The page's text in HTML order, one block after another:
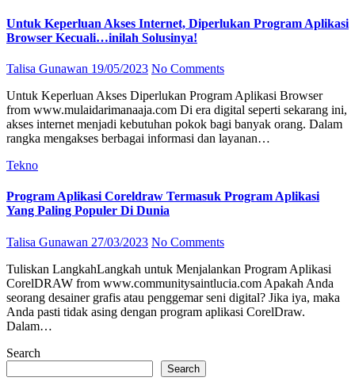
Untuk Keperluan Akses Internet, Diperlukan Program Aplikasi
Browser Kecuali…inilah Solusinya!
Talisa Gunawan 19/05/2023 No Comments
Untuk Keperluan Akses Diperlukan Program Aplikasi Browser
from www.mulaidarimanaaja.com Di era digital seperti sekarang ini,
akses internet menjadi kebutuhan pokok bagi banyak orang. Dalam
rangka mengakses berbagai informasi dan layanan…
Tekno
Program Aplikasi Coreldraw Termasuk Program Aplikasi
Yang Paling Populer Di Dunia
Talisa Gunawan 27/03/2023 No Comments
Tuliskan LangkahLangkah untuk Menjalankan Program Aplikasi
CorelDRAW from www.communitysaintlucia.com Apakah Anda
seorang desainer grafis atau penggemar seni digital? Jika iya, maka
Anda pasti tidak asing dengan program aplikasi CorelDraw.
Dalam…
Search
Search